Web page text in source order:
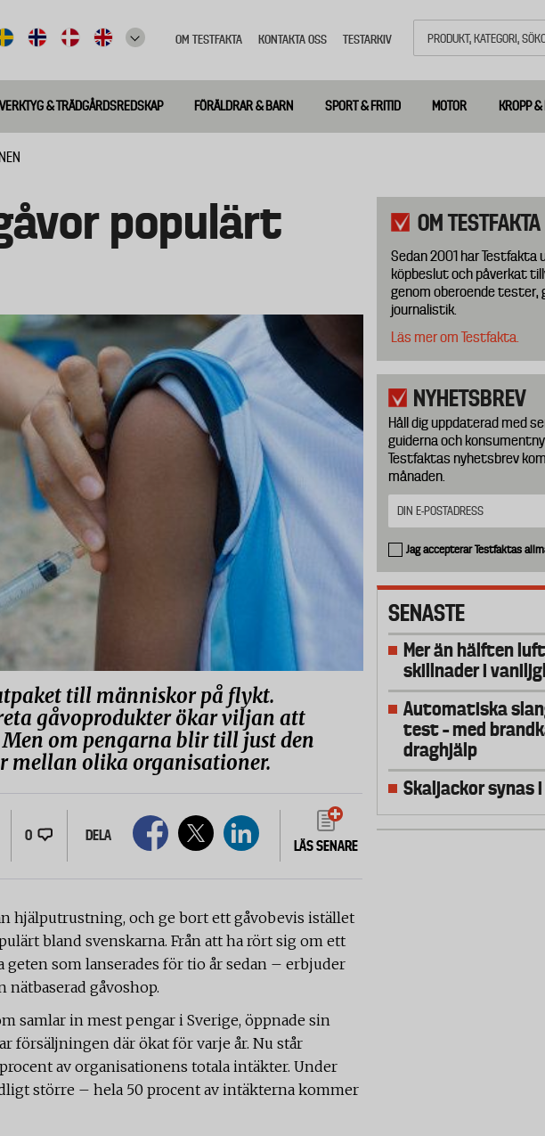
meny
OM TESTFAKTA KONTAKTA OSS TESTARKIV
VERKTYG & TRÄDGÅRDSREDSKAP FÖRÄLDRAR & BARN SPORT & FRITID MOTOR KROPP
populärt
till människor på flykt.
gåvoprodukter ökar viljan att
om pengarna blir till just den
mellan olika organisationer.
0 DELA
LÄS SENARE
hjälputrustning, och ge bort ett gåvobevis istället
bland svenskarna. Från att ha rört sig om ett
som lanserades för tio år sedan – erbjuder
gåvoshop.
samlar in mest pengar i Sverige, öppnade sin
försäljningen där ökat för varje år. Nu står
av organisationens totala intäkter. Under
större – hela 50 procent av intäkterna kommer
OM TESTFAKTA
Sedan 2001 har
köpbeslut och påverkat
genom oberoende tester,
journalistik.
Läs mer om Testfakta.
NYHETSBREV
Håll dig uppdaterad med
guiderna och
Testfaktas nyhetsbrev
månaden.
Jag accepterar Testfaktas
SENASTE
Mer än hälften
skillnader i
Automatiska
test – med
draghjälp
Skaljackor synas